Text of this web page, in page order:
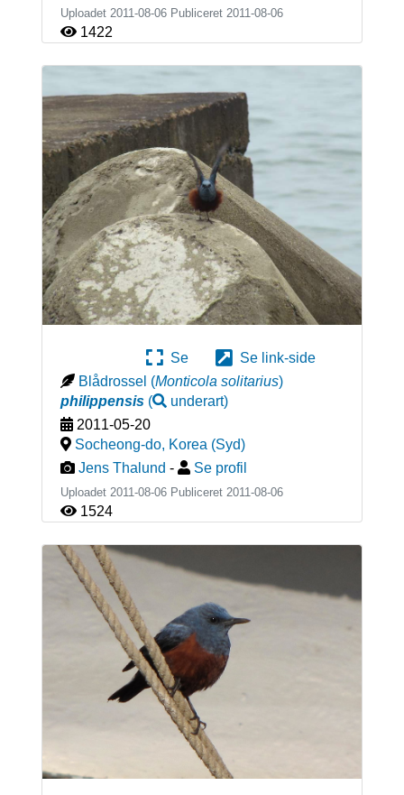
Uploadet 2011-08-06 Publiceret 2011-08-06
1422
Se
Se link-side
Blådrossel (Monticola solitarius)
philippensis( underart)
2011-05-20
Socheong-do, Korea (Syd)
Jens Thalund - Se profil
Uploadet 2011-08-06 Publiceret 2011-08-06
1524